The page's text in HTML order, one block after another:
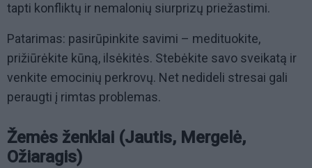
tapti konfliktų ir nemalonių siurprizų priežastimi.
Patarimas: pasirūpinkite savimi – medituokite,
prižiūrėkite kūną, ilsėkitės. Stebėkite savo sveikatą ir
venkite emocinių perkrovų. Net nedideli stresai gali
peraugti į rimtas problemas.
Žemės ženklai (Jautis, Mergelė,
Ožiaragis)